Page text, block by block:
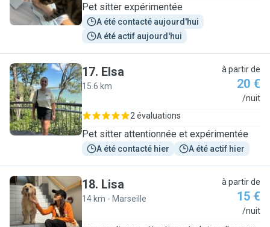
Pet sitter expérimentée
A été contacté aujourd'hui
A été actif aujourd'hui
E
17. Elsa
15.6 km
à partir de
20 €
/nuit
2 évaluations
Pet sitter attentionnée et expérimentée
A été contacté hier A été actif hier
L
18. Lisa
14 km - Marseille
à partir de
15 €
/nuit